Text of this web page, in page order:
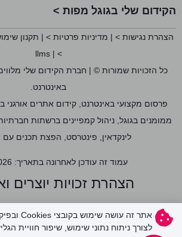
הקידום שלי בגוגל מפות >
הצהרת נגישות > | מדיניות פרטיות > | תקנון
>
|
llms
באינטרנט.
פרסום מקצועי באינטרנט, קידום אתרים אורגני
ממומנים בגוגל, ניהול קמפיינים ברשתות
לינקדאין, פינטרסט, הפצת תכנים עם
עמוד זה עודכן לאחרונה בתאריך: 15/02/2026
הצהרת זכויות יוצרים
האתר, לרבות כלל התכנים והמדיה המופיעים בו,
פי דין ומכבד את זכויות הקניין הרוחני של צדדים
לצורך ניתוח נתוני שימוש, שיפור חוויית